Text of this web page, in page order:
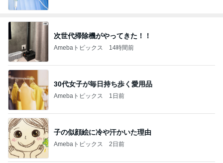
次世代掃除機がやってきた！！
Amebaトピックス 14時間前
30代女子が毎日持ち歩く愛用品
Amebaトピックス 1日前
子の似顔絵に冷や汗かいた理由
Amebaトピックス 2日前